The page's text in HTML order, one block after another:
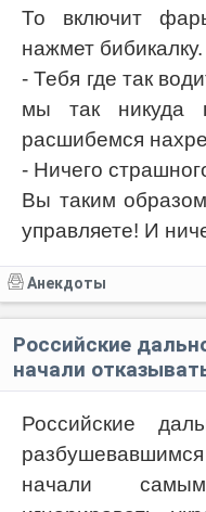
То включит
нажмет бибикалку.
- Тебя где так
мы так
расшибемся
- Ничего
Вы таким
управляете! И
Анекдоты
Российские
начали
Российские
начали